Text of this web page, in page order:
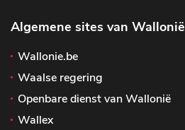
Algemene sites van Wallonië
Wallonie.be
Waalse regering
Openbare dienst van Wallonië
Wallex